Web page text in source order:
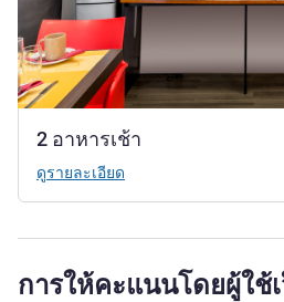
2 อาหารเช้า
ดูรายละเอียด
การให้คะแนนโดยผู้ใช้